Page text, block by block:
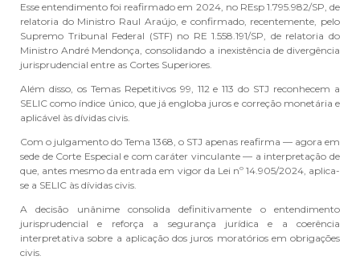
Esse entendimento foi reafirmado em 2024, no REsp 1.795.982/SP, de
relatoria do Ministro Raul Araújo, e confirmado, recentemente, pelo
Supremo Tribunal Federal (STF) no RE 1.558.191/SP, de relatoria do
Ministro André Mendonça, consolidando a inexistência de divergência
jurisprudencial entre as Cortes Superiores.
Além disso, os Temas Repetitivos 99, 112 e 113 do STJ reconhecem a
SELIC como índice único, que já engloba juros e correção monetária e
aplicável às dívidas civis.
Com o julgamento do Tema 1368, o STJ apenas reafirma — agora em
sede de Corte Especial e com caráter vinculante — a interpretação de
que, antes mesmo da entrada em vigor da Lei nº 14.905/2024, aplica-
se a SELIC às dívidas civis.
A decisão unânime consolida definitivamente o entendimento
jurisprudencial e reforça a segurança jurídica e a coerência
interpretativa sobre a aplicação dos juros moratórios em obrigações
civis.